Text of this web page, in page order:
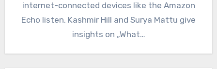
internet-connected devices like the Amazon
Echo listen. Kashmir Hill and Surya Mattu give
insights on „What…